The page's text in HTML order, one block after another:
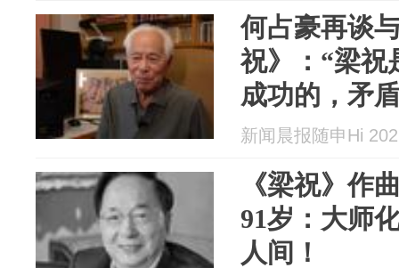
何占豪再谈
祝》：“梁祝
成功的，矛
永久的”
新闻晨报随申Hi
《梁祝》作
91岁：大师
人间！